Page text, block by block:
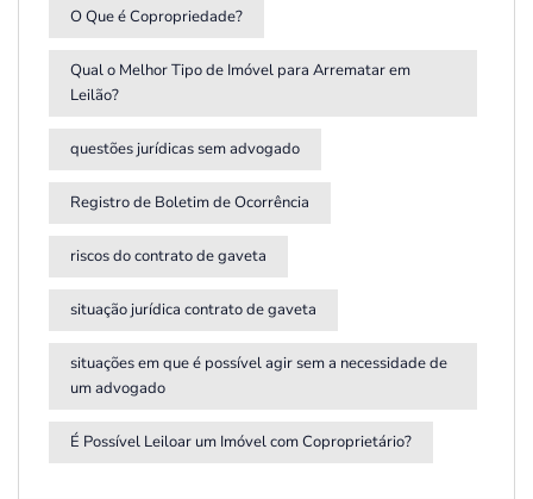
O Que é Copropriedade?
Qual o Melhor Tipo de Imóvel para Arrematar em
Leilão?
questões jurídicas sem advogado
Registro de Boletim de Ocorrência
riscos do contrato de gaveta
situação jurídica contrato de gaveta
situações em que é possível agir sem a necessidade de
um advogado
É Possível Leiloar um Imóvel com Coproprietário?